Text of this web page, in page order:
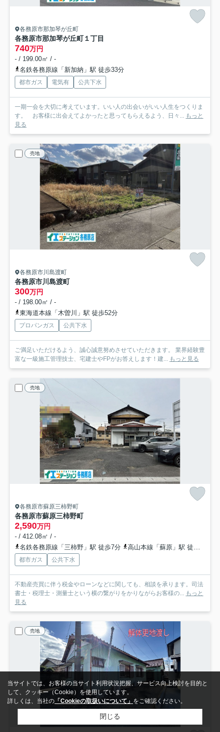
各務原市那加琴が丘町
各務原市那加琴が丘町１丁目
740万円
- / 199.00㎡ / -
名鉄各務原線「新加納」駅 徒歩33分
都市ガス 電気有 公共下水
一期一会を大切に考えています。いい人の出会いがいい人生をつくりま
す。 お客様に出会えてよかったと思ってもらえるよう、日々... もっと
見る
売地
各務原市川島渡町
各務原市川島渡町
300万円
- / 198.00㎡ / -
東海道本線「木曽川」駅 徒歩52分
プロパンガス 公共下水
ご満足いただけるよう、誠心誠意努めさせていただきます。 業界経験豊
富な一級施工管理技士、宅建士やFPがお答えします！建... もっと見る
売地
各務原市蘇原三柿野町
各務原市蘇原三柿野町
2,590万円
- / 412.08㎡ / -
名鉄各務原線「三柿野」駅 徒歩7分
高山本線「蘇原」駅 徒歩10分
都市ガス 公共下水
不動産売買に伴う税金やローンなどに関しても、相談を承ります。司法
書士・税理士・測量士という横の繋がりをかりながらお客様の... もっと
見る
売地
当サイトでは、お客様の当サイト利用状況把握、サービス向上検討を目的と
して、クッキー（Cookie）を使用しています。
詳しくは、当社の 「Cookieの取扱いについて」 をご確認ください。
閉じる